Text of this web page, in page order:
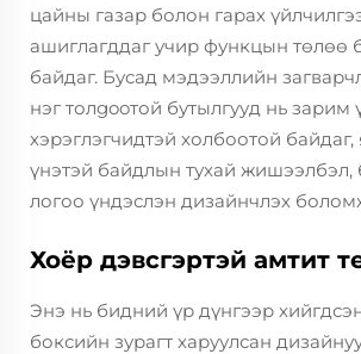
цайны газар болон гарах
ашиглагддаг учир функцын төлөө
байдаг. Бусад мэдээллийн
нэг толgooтой бутылгууд нь зарим
хэрэглэгчидтэй холбоотой байдаг,
үнэтэй байдлын тухай жишээлбэл,
логоо үндэслэн дизайнчлэх
Хоёр дэвсгэртэй амтит
Энэ нь бидний үр дүнгээр
боксийн зурагт харуулсан